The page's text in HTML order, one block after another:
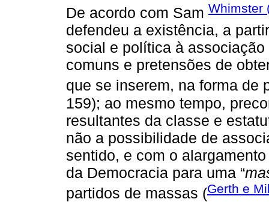
De acordo com Sam Whimster
defendeu a existência, a
social e política à
comuns e pretensões de
que se inserem, na forma de
159); ao mesmo tempo,
resultantes da classe e
não a possibilidade de
sentido, e com o
da Democracia para uma “
partidos de massas (Gerth e